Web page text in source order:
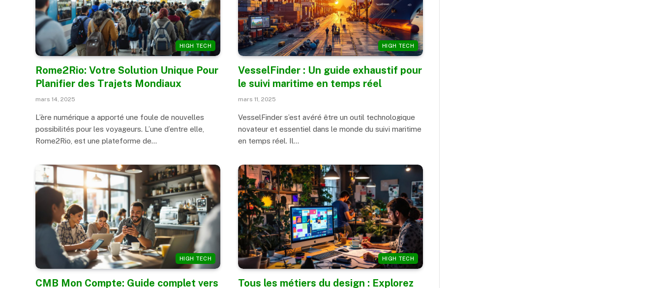
HIGH TECH
Rome2Rio: Votre Solution Unique Pour
Planifier des Trajets Mondiaux
mars 14, 2025
L’ère numérique a apporté une foule de nouvelles
possibilités pour les voyageurs. L’une d’entre elle,
Rome2Rio, est une plateforme de…
HIGH TECH
VesselFinder : Un guide exhaustif pour
le suivi maritime en temps réel
mars 11, 2025
VesselFinder s’est avéré être un outil technologique
novateur et essentiel dans le monde du suivi maritime
en temps réel. Il…
HIGH TECH
CMB Mon Compte: Guide complet vers
HIGH TECH
Tous les métiers du design : Explorez